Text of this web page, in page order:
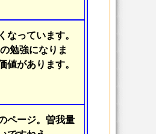
なっています。
勉強になりま
値があります。
ページ。曽我量